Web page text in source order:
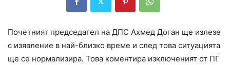
Почетният председател на ДПС Ахмед Доган ще излезе
с изявление в най-близко време и след това ситуацията
ще се нормализира. Това коментира изключеният от ПГ